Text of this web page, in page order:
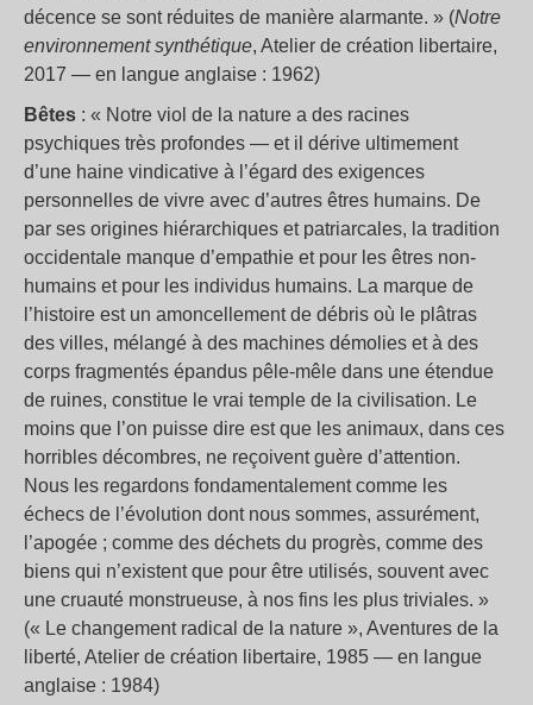
décence se sont réduites de manière alarmante. » (Notre
environnement synthétique, Atelier de création libertaire,
2017 — en langue anglaise : 1962)
Bêtes : « Notre viol de la nature a des racines
psychiques très profondes — et il dérive ultimement
d’une haine vindicative à l’égard des exigences
personnelles de vivre avec d’autres êtres humains. De
par ses origines hiérarchiques et patriarcales, la tradition
occidentale manque d’empathie et pour les êtres non-
humains et pour les individus humains. La marque de
l’histoire est un amoncellement de débris où le plâtras
des villes, mélangé à des machines démolies et à des
corps fragmentés épandus pêle-mêle dans une étendue
de ruines, constitue le vrai temple de la civilisation. Le
moins que l’on puisse dire est que les animaux, dans ces
horribles décombres, ne reçoivent guère d’attention.
Nous les regardons fondamentalement comme les
échecs de l’évolution dont nous sommes, assurément,
l’apogée ; comme des déchets du progrès, comme des
biens qui n’existent que pour être utilisés, souvent avec
une cruauté monstrueuse, à nos fins les plus triviales. »
(« Le changement radical de la nature », Aventures de la
liberté, Atelier de création libertaire, 1985 — en langue
anglaise : 1984)